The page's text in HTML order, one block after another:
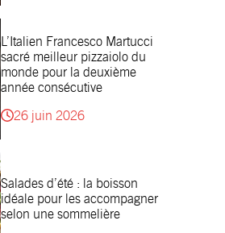
L’Italien Francesco Martucci
sacré meilleur pizzaiolo du
monde pour la deuxième
année consécutive
26 juin 2026
Salades d’été : la boisson
idéale pour les accompagner
selon une sommelière